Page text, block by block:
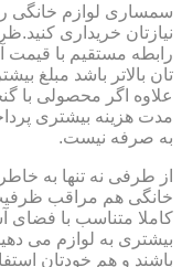
سمساری لوازم خانگی
نیازتان خریداری
رابطه مستقیم با قیمت
تان بالاتر باشد مبلغ
علاوه اگر محصولی با
مدت هزینه بیشتری
به صرفه نیست.
از طرفی نه تنها به
خانگی هم مراقب ظرفیت
کاملا متناسب با فضای
بیشتری به لوازم می
باشند و هم خودتان